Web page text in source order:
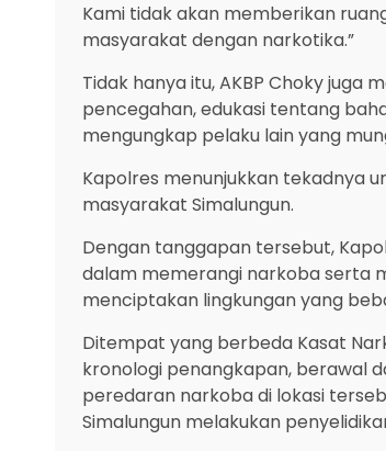
Kami tidak akan memberikan
masyarakat dengan narkotika.”
Tidak hanya itu, AKBP Choky
pencegahan, edukasi tentang
mengungkap pelaku lain yang
Kapolres menunjukkan tekadnya
masyarakat Simalungun.
Dengan tanggapan tersebut,
dalam memerangi narkoba serta
menciptakan lingkungan yang
Ditempat yang berbeda Kasat
kronologi penangkapan, berawal
peredaran narkoba di lokasi
Simalungun melakukan